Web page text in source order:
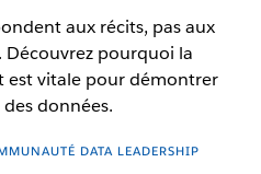
aux récits, pas aux
Découvrez pourquoi la
est vitale pour démontrer
données.
DATA LEADERSHIP